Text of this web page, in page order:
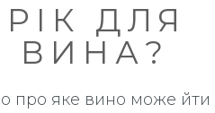
ДЛЯ
ВИНА?
про яке вино може йти